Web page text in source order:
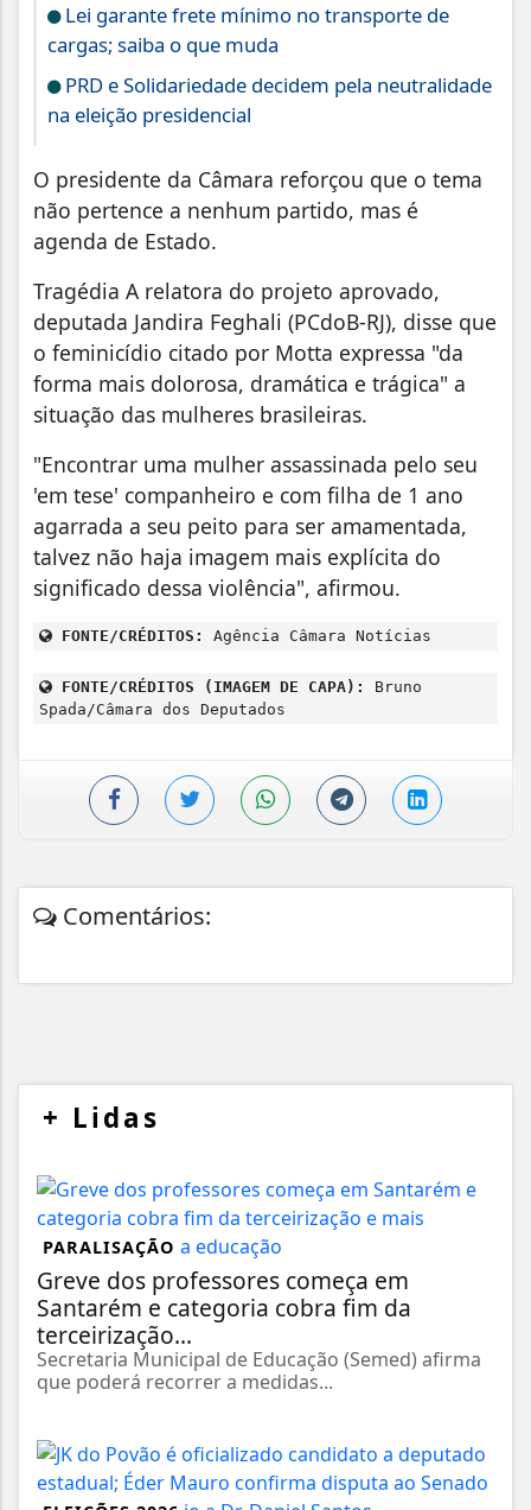
Lei garante frete mínimo no transporte de
cargas; saiba o que muda
PRD e Solidariedade decidem pela neutralidade
na eleição presidencial
O presidente da Câmara reforçou que o tema
não pertence a nenhum partido, mas é
agenda de Estado.
Tragédia A relatora do projeto aprovado,
deputada Jandira Feghali (PCdoB-RJ), disse que
o feminicídio citado por Motta expressa "da
forma mais dolorosa, dramática e trágica" a
situação das mulheres brasileiras.
"Encontrar uma mulher assassinada pelo seu
'em tese' companheiro e com filha de 1 ano
agarrada a seu peito para ser amamentada,
talvez não haja imagem mais explícita do
significado dessa violência", afirmou.
FONTE/CRÉDITOS: Agência Câmara Notícias
FONTE/CRÉDITOS (IMAGEM DE CAPA):
Bruno
Spada/Câmara dos Deputados
Comentários:
+ Lidas
PARALISAÇÃO
Greve dos professores começa em
Santarém e categoria cobra fim da
terceirização...
Secretaria Municipal de Educação (Semed) afirma
que poderá recorrer a medidas...